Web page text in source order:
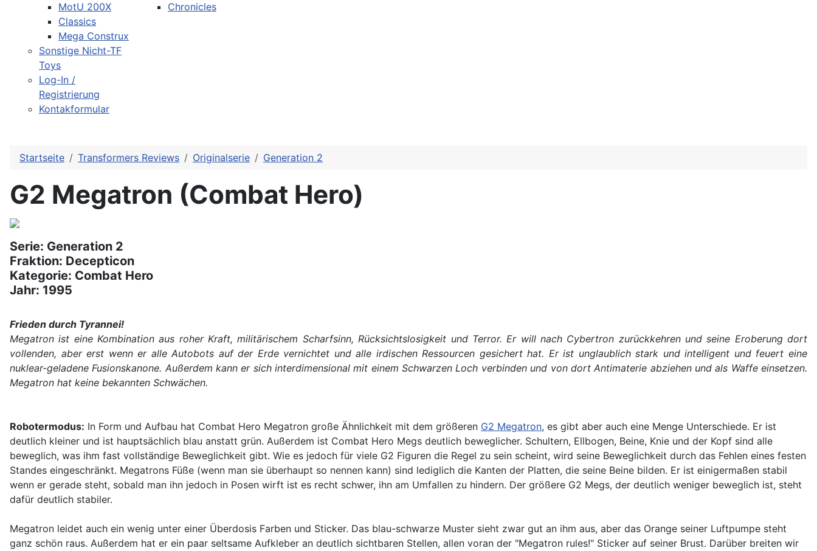
MotU 200X
Classics
Mega Construx
Chronicles
Sonstige Nicht-TF
Toys
Log-In /
Registrierung
Kontakformular
Startseite Transformers Reviews Originalserie Generation 2
G2 Megatron (Combat Hero)
Serie: Generation 2
Fraktion: Decepticon
Kategorie: Combat Hero
Jahr: 1995
Frieden durch Tyrannei!
Megatron ist eine Kombination aus roher Kraft, militärischem Scharfsinn, Rücksichtslosigkeit und Terror. Er will nach Cybertron zurückkehren und seine Eroberung dort
vollenden, aber erst wenn er alle Autobots auf der Erde vernichtet und alle irdischen Ressourcen gesichert hat. Er ist unglaublich stark und intelligent und feuert eine
nuklear-geladene Fusionskanone. Außerdem kann er sich interdimensional mit einem Schwarzen Loch verbinden und von dort Antimaterie abziehen und als Waffe einsetzen.
Megatron hat keine bekannten Schwächen.
Robotermodus: In Form und Aufbau hat Combat Hero Megatron große Ähnlichkeit mit dem größeren G2 Megatron, es gibt aber auch eine Menge Unterschiede. Er ist
deutlich kleiner und ist hauptsächlich blau anstatt grün. Außerdem ist Combat Hero Megs deutlich beweglicher. Schultern, Ellbogen, Beine, Knie und der Kopf sind alle
beweglich, was ihm fast vollständige Beweglichkeit gibt. Wie es jedoch für viele G2 Figuren die Regel zu sein scheint, wird seine Beweglichkeit durch das Fehlen eines festen
Standes eingeschränkt. Megatrons Füße (wenn man sie überhaupt so nennen kann) sind lediglich die Kanten der Platten, die seine Beine bilden. Er ist einigermaßen stabil
wenn er gerade steht, sobald man ihn jedoch in Posen wirft ist es recht schwer, ihn am Umfallen zu hindern. Der größere G2 Megs, der deutlich weniger beweglich ist, steht
dafür deutlich stabiler.
Megatron leidet auch ein wenig unter einer Überdosis Farben und Sticker. Das blau-schwarze Muster sieht zwar gut an ihm aus, aber das Orange seiner Luftpumpe steht
ganz schön raus. Außerdem hat er ein paar seltsame Aufkleber an deutlich sichtbaren Stellen, allen voran der "Megatron rules!" Sticker auf seiner Brust. Darüber breiten wir